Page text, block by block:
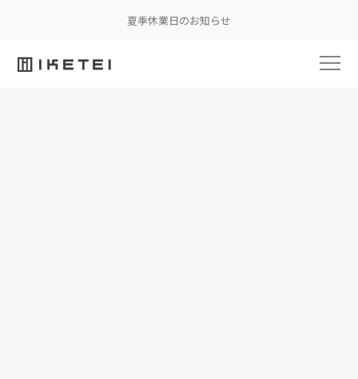
夏季休業日のお知らせ